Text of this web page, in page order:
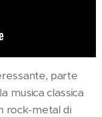
parte
musica classica
rock-metal di